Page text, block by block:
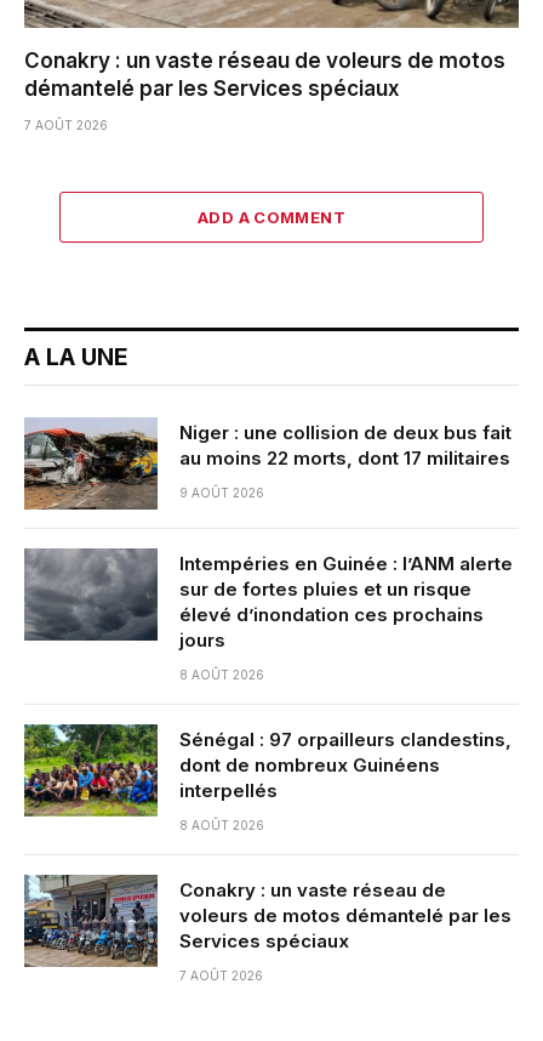
Conakry : un vaste réseau de voleurs de motos
démantelé par les Services spéciaux
7 AOÛT 2026
ADD A COMMENT
A LA UNE
Niger : une collision de deux bus fait
au moins 22 morts, dont 17 militaires
9 AOÛT 2026
Intempéries en Guinée : l’ANM alerte
sur de fortes pluies et un risque
élevé d’inondation ces prochains
jours
8 AOÛT 2026
Sénégal : 97 orpailleurs clandestins,
dont de nombreux Guinéens
interpellés
8 AOÛT 2026
Conakry : un vaste réseau de
voleurs de motos démantelé par les
Services spéciaux
7 AOÛT 2026